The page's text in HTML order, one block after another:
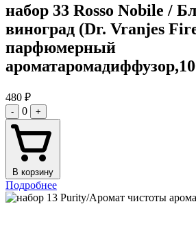
набор 33 Rosso Nobile /
виноград (Dr. Vranjes
парфюмерный
480 ₽
- 0 +
В корзину
Подробнее